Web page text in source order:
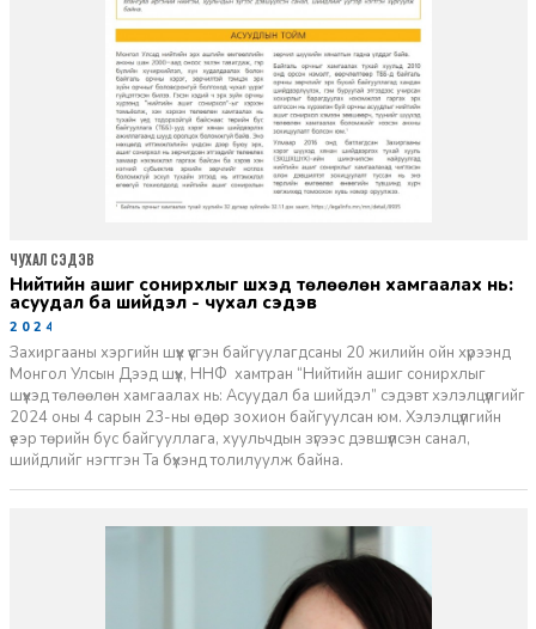
нийтийн ашиг сонирхлыг шүүхэд төлөөлөн хамгаалах нь:
асуудал ба шийдэл - чухал сэдэв
2024-11-18
Захиргааны хэргийн шүүх үүсгэн байгуулагдсаны 20 жилийн ойн хүрээнд
Монгол Улсын Дээд шүүх, ННФ хамтран “Нийтийн ашиг сонирхлыг
шүүхэд төлөөлөн хамгаалах нь: Асуудал ба шийдэл” сэдэвт хэлэлцүүлгийг
2024 оны 4 сарын 23-ны өдөр зохион байгуулсан юм. Хэлэлцүүлгийн
үеэр төрийн бус байгууллага, хуульчдын зүгээс дэвшүүлсэн санал,
шийдлийг нэгтгэн Та бүхэнд толилуулж байна.
ЧУХАЛ СЭДЭВ